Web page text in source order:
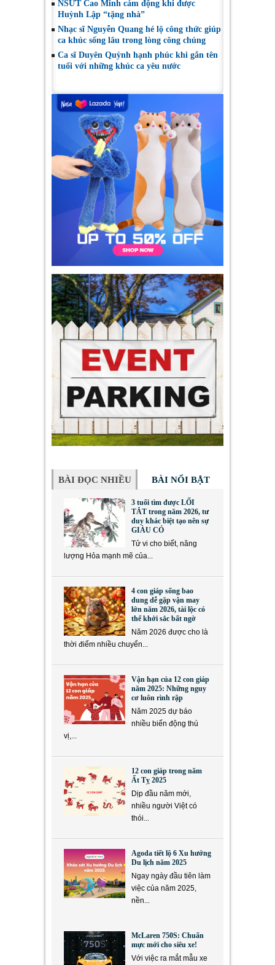
NSƯT Cao Minh cảm động khi được
Huỳnh Lập “tặng nhà”
Nhạc sĩ Nguyễn Quang hé lộ công thức giúp
ca khúc sống lâu trong lòng công chúng
Ca sĩ Duyên Quỳnh hạnh phúc khi gắn tên
tuổi với những khúc ca yêu nước
BÀI ĐỌC NHIỀU BÀI NỔI BẬT
3 tuổi tìm được LỐI
TẮT trong năm 2026, tư
duy khác biệt tạo nên sự
GIÀU CÓ
Tử vi cho biết, năng
lượng Hỏa mạnh mẽ của...
4 con giáp sống bao
dung dễ gặp vận may
lớn năm 2026, tài lộc có
thể khởi sắc bất ngờ
Năm 2026 được cho là
thời điểm nhiều chuyển...
Vận hạn của 12 con giáp
năm 2025: Những nguy
cơ luôn rình rập
Năm 2025 dự báo
nhiều biến động thú
vị,...
12 con giáp trong năm
Ất Tỵ 2025
Dịp đầu năm mới,
nhiều người Việt có
thói...
Agoda tiết lộ 6 Xu hướng
Du lịch năm 2025
Ngay ngày đầu tiên làm
việc của năm 2025,
nền...
McLaren 750S: Chuẩn
mực mới cho siêu xe!
Với việc ra mắt mẫu xe